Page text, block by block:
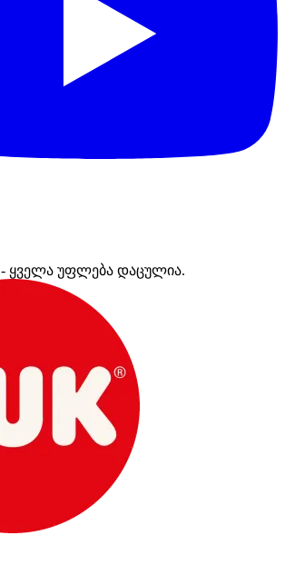
- ყველა უფლება დაცულია.